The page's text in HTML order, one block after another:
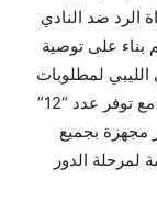
الرد ضد النادي
بناء على توصية
الليبي لمطلوبات
البث والمحدده بوجود سيارة نقل تلفزيوني OB مع توفر عدد “12”
مجهزة بجميع
لمرحلة الدور